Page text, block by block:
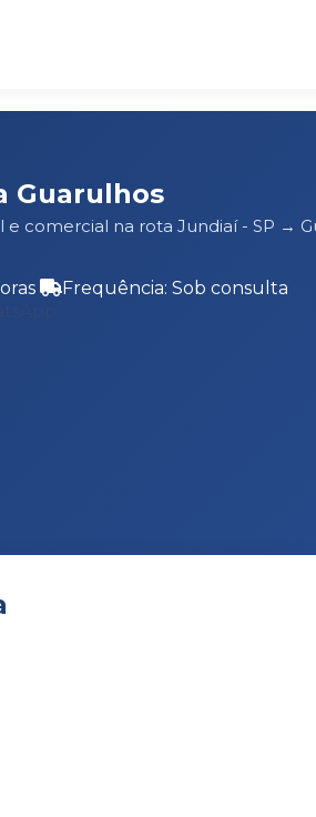
Guarulhos
comercial na rota Jundiaí - SP →
Frequência: Sob consulta